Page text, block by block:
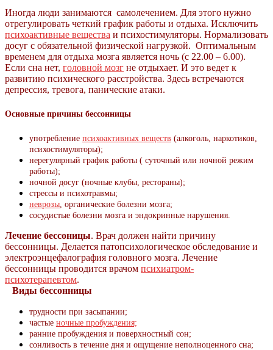
Иногда люди занимаются самолечением. Для этого нужно
отрегулировать четкий график работы и отдыха. Исключить
психоактивные вещества и психостимуляторы. Нормализовать
досуг с обязательной физической нагрузкой. Оптимальным
временем для отдыха мозга является ночь (с 22.00 – 6.00).
Если сна нет, головной мозг не отдыхает. И это ведет к
развитию психического расстройства. Здесь встречаются
депрессия, тревога, панические атаки.
Основные причины бессонницы
употребление психоактивных веществ (алкоголь, наркотиков,
психостимуляторы);
нерегулярный график работы ( суточный или ночной режим
работы);
ночной досуг (ночные клубы, рестораны);
стрессы и психотравмы;
неврозы , органические болезни мозга;
сосудистые болезни мозга и эндокринные нарушения.
Лечение бессоницы. Врач должен найти причину
бессонницы. Делается патопсихологическое обследование и
электроэнцефалография головного мозга. Лечение
бессонницы проводится врачом психиатром-
психотерапевтом.
Виды бессонницы
трудности при засыпании;
частые ночные пробуждения;
ранние пробуждения и поверхностный сон;
сонливость в течение дня и ощущение неполноценного сна;